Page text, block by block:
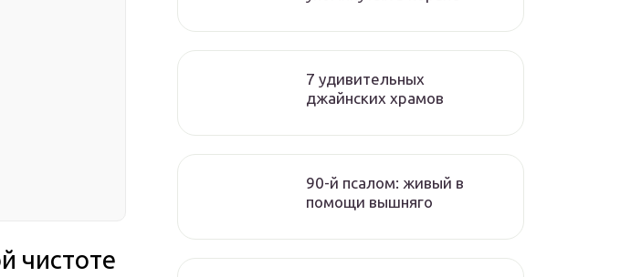
чистоте
7 удивительных
джайнских храмов
90-й псалом: живый в
помощи вышняго